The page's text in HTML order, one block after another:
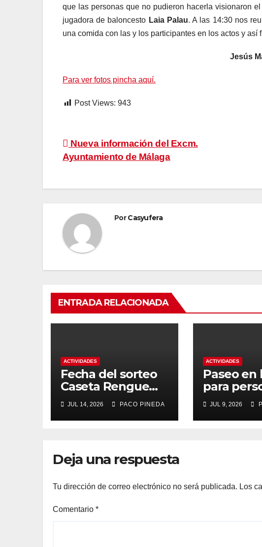
que las personas que no pudieron hacerla visionaron el
jugadora de baloncesto Laia Palau. A las 14:30 nos
una comida con las y los participantes en los actos y así
Jesús
Para ver fotos pincha aquí.
Post Views: 943
Navegación
de
entradas
Nueva información del Excm.
Ayuntamiento de Málaga
PorCasyufera
ENTRADA RELACIONADA
ACTIVIDADES
Fecha del sorteo
Caseta Rengue
Feria de Málaga
2026
JUL 14, 2026 PACO PINEDA
ACTIVIDADES
Paseo en
para
mayores
JUL 9, 2026
Deja una respuesta
Tu dirección de correo electrónico no será publicada. Los
Comentario *